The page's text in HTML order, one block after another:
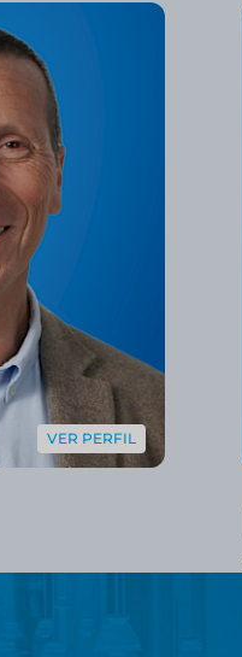
VER PERFIL